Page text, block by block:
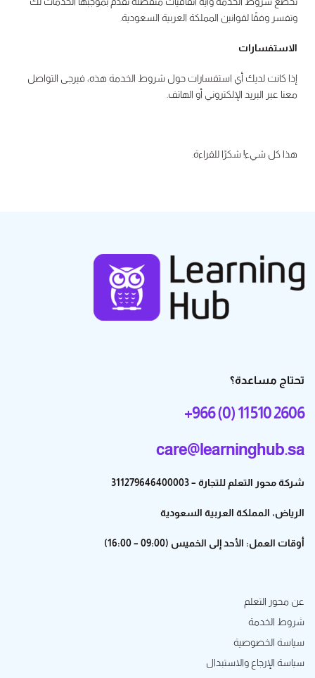
وتفسر وفقًا لقوانين المملكة العربية السعودية.
الاستفسارات
إذا كانت لديك أي استفسارات حول شروط الخدمة هذه، فيرجى التواصل
معنا عبر البريد الإلكتروني أو الهاتف.
هذا كل شيء! شكرًا للقراءة.
تحتاج مساعدة؟
+966 (0) 11 510 2606
care@learninghub.sa
شركة محور التعلم للتجارة – 311279646400003
الرياض، المملكة العربية السعودية
أوقات العمل: الأحد إلى الخميس (09:00 – 16:00)
عن محور التعلم
شروط الخدمة
سياسة الخصوصية
سياسة الإرجاع والاستبدال